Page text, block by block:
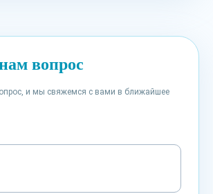
вопрос
и мы свяжемся с вами в ближайшее